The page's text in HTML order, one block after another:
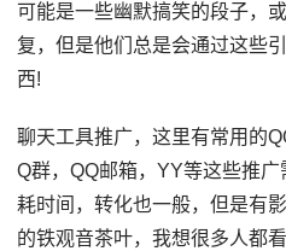
可能是一些幽默搞笑的段子，
复，但是他们总是会通过这些
西!
聊天工具推广，这里有常用的
Q群，QQ邮箱，YY等这些推
耗时间，转化也一般，但是有
的铁观音茶叶，我想很多人都